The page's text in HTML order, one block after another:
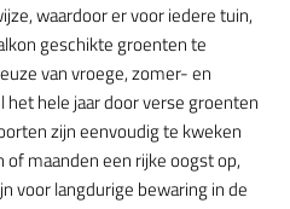
waardoor er voor iedere tuin,
geschikte groenten te
van vroege, zomer- en
hele jaar door verse groenten
zijn eenvoudig te kweken
maanden een rijke oogst op,
voor langdurige bewaring in de